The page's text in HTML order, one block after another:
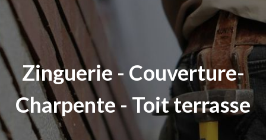
Zinguerie - Couverture-
Charpente - Toit terrasse